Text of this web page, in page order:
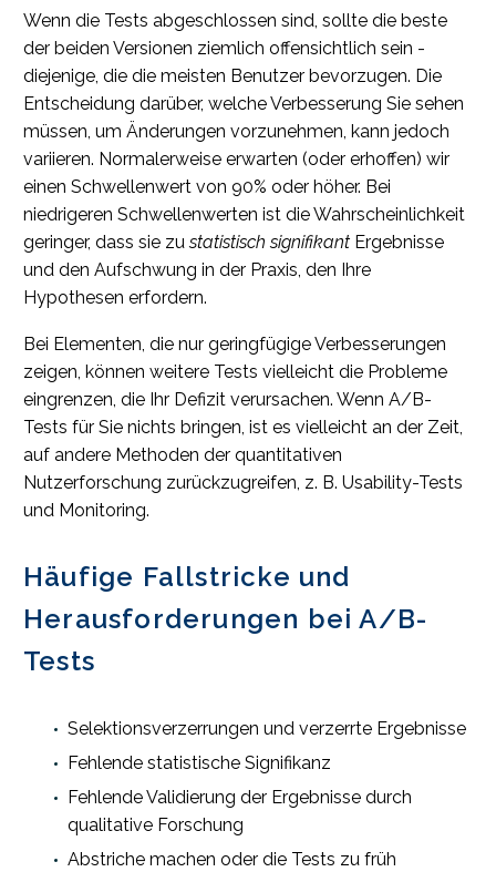
Wenn die Tests abgeschlossen sind, sollte die beste
der beiden Versionen ziemlich offensichtlich sein -
diejenige, die die meisten Benutzer bevorzugen. Die
Entscheidung darüber, welche Verbesserung Sie sehen
müssen, um Änderungen vorzunehmen, kann jedoch
variieren. Normalerweise erwarten (oder erhoffen) wir
einen Schwellenwert von 90% oder höher. Bei
niedrigeren Schwellenwerten ist die Wahrscheinlichkeit
geringer, dass sie zustatistisch signifikant Ergebnisse
und den Aufschwung in der Praxis, den Ihre
Hypothesen erfordern.
Bei Elementen, die nur geringfügige Verbesserungen
zeigen, können weitere Tests vielleicht die Probleme
eingrenzen, die Ihr Defizit verursachen. Wenn A/B-
Tests für Sie nichts bringen, ist es vielleicht an der Zeit,
auf andere Methoden der quantitativen
Nutzerforschung zurückzugreifen, z. B. Usability-Tests
und Monitoring.
Häufige Fallstricke und
Herausforderungen bei A/B-
Tests
Selektionsverzerrungen und verzerrte Ergebnisse
Fehlende statistische Signifikanz
Fehlende Validierung der Ergebnisse durch
qualitative Forschung
Abstriche machen oder die Tests zu früh